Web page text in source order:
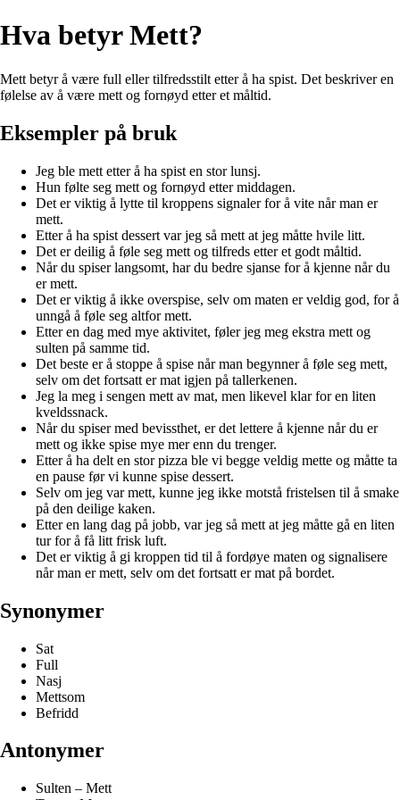
Hva betyr Mett?
Mett betyr å være full eller tilfredsstilt etter å ha spist. Det beskriver en
følelse av å være mett og fornøyd etter et måltid.
Eksempler på bruk
Jeg ble mett etter å ha spist en stor lunsj.
Hun følte seg mett og fornøyd etter middagen.
Det er viktig å lytte til kroppens signaler for å vite når man er
mett.
Etter å ha spist dessert var jeg så mett at jeg måtte hvile litt.
Det er deilig å føle seg mett og tilfreds etter et godt måltid.
Når du spiser langsomt, har du bedre sjanse for å kjenne når du
er mett.
Det er viktig å ikke overspise, selv om maten er veldig god, for å
unngå å føle seg altfor mett.
Etter en dag med mye aktivitet, føler jeg meg ekstra mett og
sulten på samme tid.
Det beste er å stoppe å spise når man begynner å føle seg mett,
selv om det fortsatt er mat igjen på tallerkenen.
Jeg la meg i sengen mett av mat, men likevel klar for en liten
kveldssnack.
Når du spiser med bevissthet, er det lettere å kjenne når du er
mett og ikke spise mye mer enn du trenger.
Etter å ha delt en stor pizza ble vi begge veldig mette og måtte ta
en pause før vi kunne spise dessert.
Selv om jeg var mett, kunne jeg ikke motstå fristelsen til å smake
på den deilige kaken.
Etter en lang dag på jobb, var jeg så mett at jeg måtte gå en liten
tur for å få litt frisk luft.
Det er viktig å gi kroppen tid til å fordøye maten og signalisere
når man er mett, selv om det fortsatt er mat på bordet.
Synonymer
Sat
Full
Nasj
Mettsom
Befridd
Antonymer
Sulten – Mett